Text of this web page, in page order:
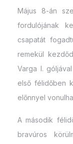
Május 8-án
fordulójának
csapatát
remekül
Varga I.
első félidőben
előnnyel
A második
bravúros